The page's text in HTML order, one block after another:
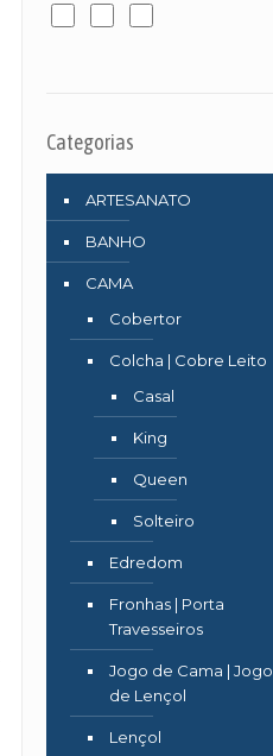
Categorias
ARTESANATO
BANHO
CAMA
Cobertor
Colcha | Cobre Leito
Casal
King
Queen
Solteiro
Edredom
Fronhas | Porta
Travesseiros
Jogo de Cama | Jogo
de Lençol
Lençol